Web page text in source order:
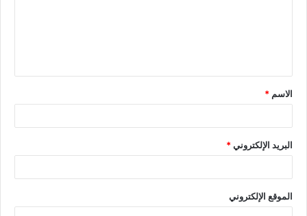
الاسم *
البريد الإلكتروني*
الموقع الإلكتروني